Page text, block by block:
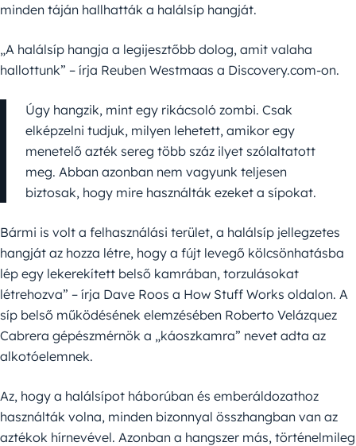
minden táján hallhatták a halálsíp hangját.
„A halálsíp hangja a legijesztőbb dolog, amit valaha
hallottunk” – írja Reuben Westmaas a Discovery.com-on.
Úgy hangzik, mint egy rikácsoló zombi. Csak
elképzelni tudjuk, milyen lehetett, amikor egy
menetelő azték sereg több száz ilyet szólaltatott
meg. Abban azonban nem vagyunk teljesen
biztosak, hogy mire használták ezeket a sípokat.
Bármi is volt a felhasználási terület, a halálsíp jellegzetes
hangját az hozza létre, hogy a fújt levegő kölcsönhatásba
lép egy lekerekített belső kamrában, torzulásokat
létrehozva” – írja Dave Roos a How Stuff Works oldalon. A
síp belső működésének elemzésében Roberto Velázquez
Cabrera gépészmérnök a „káoszkamra” nevet adta az
alkotóelemnek.
Az, hogy a halálsípot háborúban és emberáldozathoz
használták volna, minden bizonnyal összhangban van az
aztékok hírnevével. Azonban a hangszer más, történelmileg